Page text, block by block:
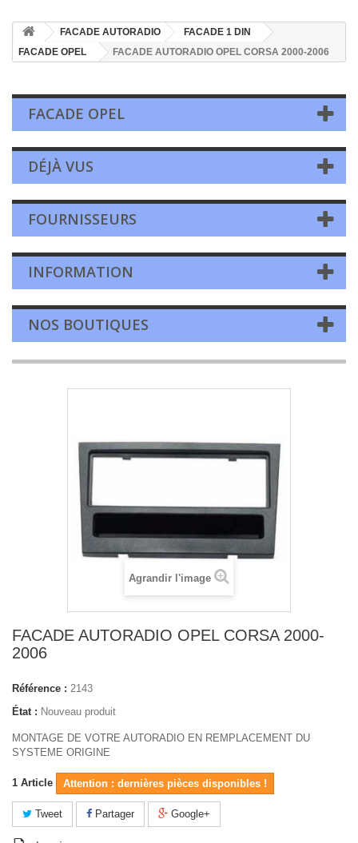
FACADE AUTORADIO
FACADE 1 DIN
FACADE OPEL
FACADE AUTORADIO OPEL CORSA 2000-2006
FACADE OPEL
DÉJÀ VUS
FOURNISSEURS
INFORMATION
NOS BOUTIQUES
Agrandir l'image
FACADE AUTORADIO OPEL CORSA 2000-
2006
Référence : 2143
État : Nouveau produit
MONTAGE DE VOTRE AUTORADIO EN REMPLACEMENT DU
SYSTEME ORIGINE
1 Article Attention : dernières pièces disponibles !
Tweet Partager Google+